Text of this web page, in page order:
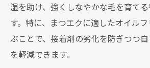
湿を助け、強くしなやかな毛を育て
す。特に、まつエクに適したオイル
ぶことで、接着剤の劣化を防ぎつつ
を軽減できます。